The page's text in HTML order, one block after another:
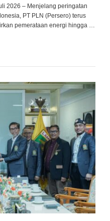
2026 – Menjelang peringatan
PT PLN (Persero) terus
pemerataan energi hingga …